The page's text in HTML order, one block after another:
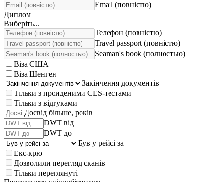
Email (повністю)
Диплом
Виберіть...
Телефон (повністю)
Travel passport (повністю)
Seaman's book (полностью)
Віза США
Віза Шенген
Закінчення документів
Тільки з пройденими CES-тестами
Тільки з відгуками
Досвід більше, років
DWT від
DWT до
Був у рейсі за
Екс-крю
Дозволили перегляд сканів
Тільки переглянуті